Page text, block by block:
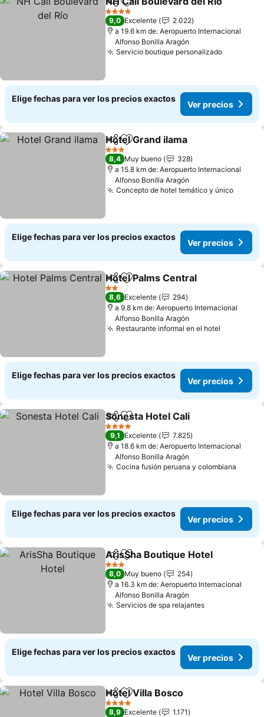
CompartirAgregar a favoritos
4 Estrellas
9,0 Excelente
2.022
a 19.6 km de: Aeropuerto Internacional
Alfonso Bonilla Aragón
Servicio boutique personalizado
Elige fechas para ver los precios exactos
Ver precios
CompartirAgregar a favoritos
Hotel Grand ilama
3 Estrellas
8,4 Muy bueno
328
a 15.8 km de: Aeropuerto Internacional
Alfonso Bonilla Aragón
Concepto de hotel temático y único
Elige fechas para ver los precios exactos
Ver precios
CompartirAgregar a favoritos
Hotel Palms Central
2 Estrellas
8,6 Excelente
294
a 9.8 km de: Aeropuerto Internacional
Alfonso Bonilla Aragón
Restaurante informal en el hotel
Elige fechas para ver los precios exactos
Ver precios
CompartirAgregar a favoritos
Sonesta Hotel Cali
4 Estrellas
9,1 Excelente
7.825
a 18.6 km de: Aeropuerto Internacional
Alfonso Bonilla Aragón
Cocina fusión peruana y colombiana
Elige fechas para ver los precios exactos
Ver precios
CompartirAgregar a favoritos
ArisSha Boutique Hotel
3 Estrellas
8,0 Muy bueno
254
a 16.3 km de: Aeropuerto Internacional
Alfonso Bonilla Aragón
Servicios de spa relajantes
Elige fechas para ver los precios exactos
Ver precios
CompartirAgregar a favoritos
Hotel Villa Bosco
4 Estrellas
8,9 Excelente
1.171